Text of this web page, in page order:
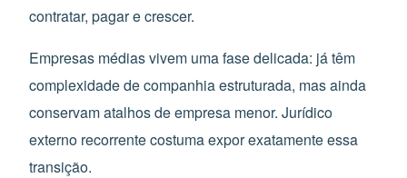
contratar, pagar e crescer.
Empresas médias vivem uma fase delicada: já têm
complexidade de companhia estruturada, mas ainda
conservam atalhos de empresa menor. Jurídico
externo recorrente costuma expor exatamente essa
transição.